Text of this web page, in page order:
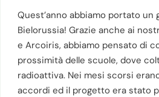
Quest’anno abbiamo portato un
Bielorussia! Grazie anche ai
e Arcoiris, abbiamo pensato di
prossimità delle scuole, dove
radioattiva. Nei mesi scorsi
accordi ed il progetto era stato